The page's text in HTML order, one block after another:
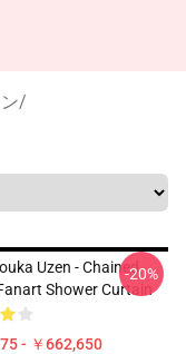
/
Uzen - Chained
Shower Curtain
- ￥662,650
-20%